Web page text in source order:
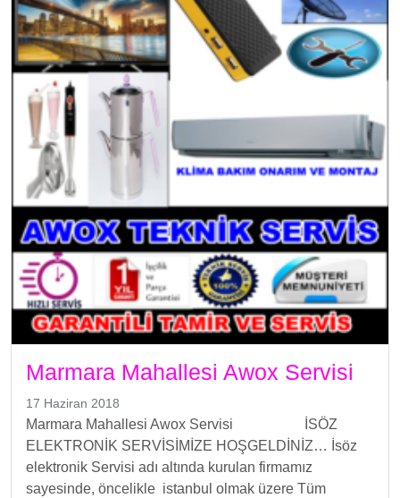
Marmara Mahallesi Awox Servisi
17 Haziran 2018
Marmara Mahallesi Awox Servisi İSÖZ
ELEKTRONİK SERVİSİMİZE HOŞGELDİNİZ… İsöz
elektronik Servisi adı altında kurulan firmamız
sayesinde, öncelikle istanbul olmak üzere Tüm